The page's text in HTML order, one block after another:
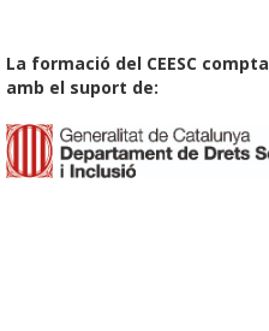
La formació del CEESC compta
amb el suport de: